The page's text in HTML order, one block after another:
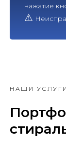
нажатие
⚠
НАШИ УСЛУГИ